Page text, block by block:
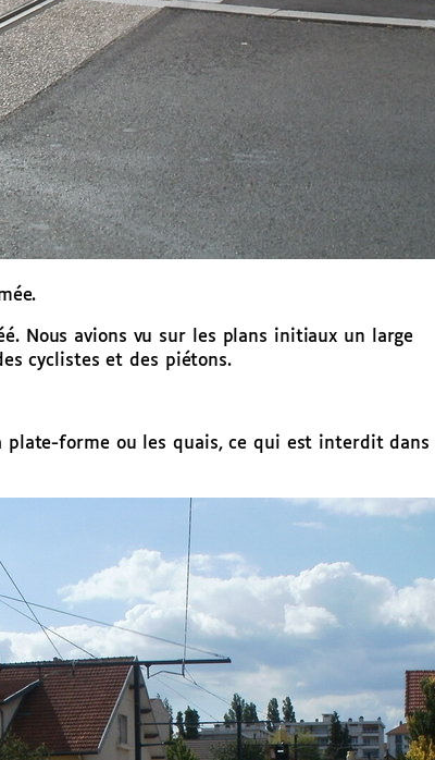
Nous avions vu sur les plans initiaux un large
cyclistes et des piétons.
plate-forme ou les quais, ce qui est interdit dans